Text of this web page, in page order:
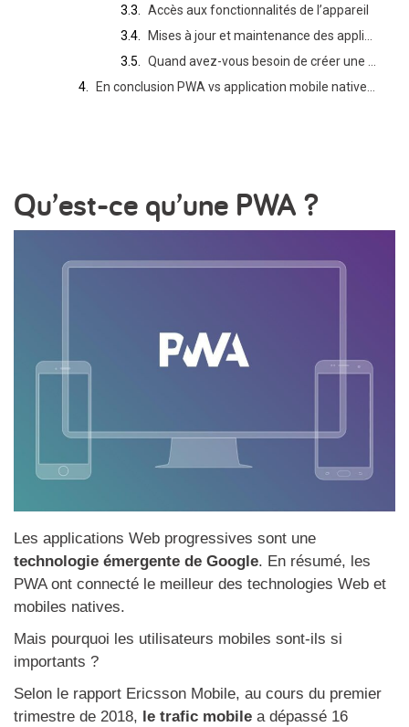
Accès aux fonctionnalités de l’appareil
Qu’est-ce qu’une PWA ?
Les applications Web progressives sont une
technologie émergente de Google. En résumé, les
PWA ont connecté le meilleur des technologies Web et
mobiles natives.
Mais pourquoi les utilisateurs mobiles sont-ils si
importants ?
Selon le rapport Ericsson Mobile, au cours du premier
trimestre de 2018, le trafic mobile a dépassé 16